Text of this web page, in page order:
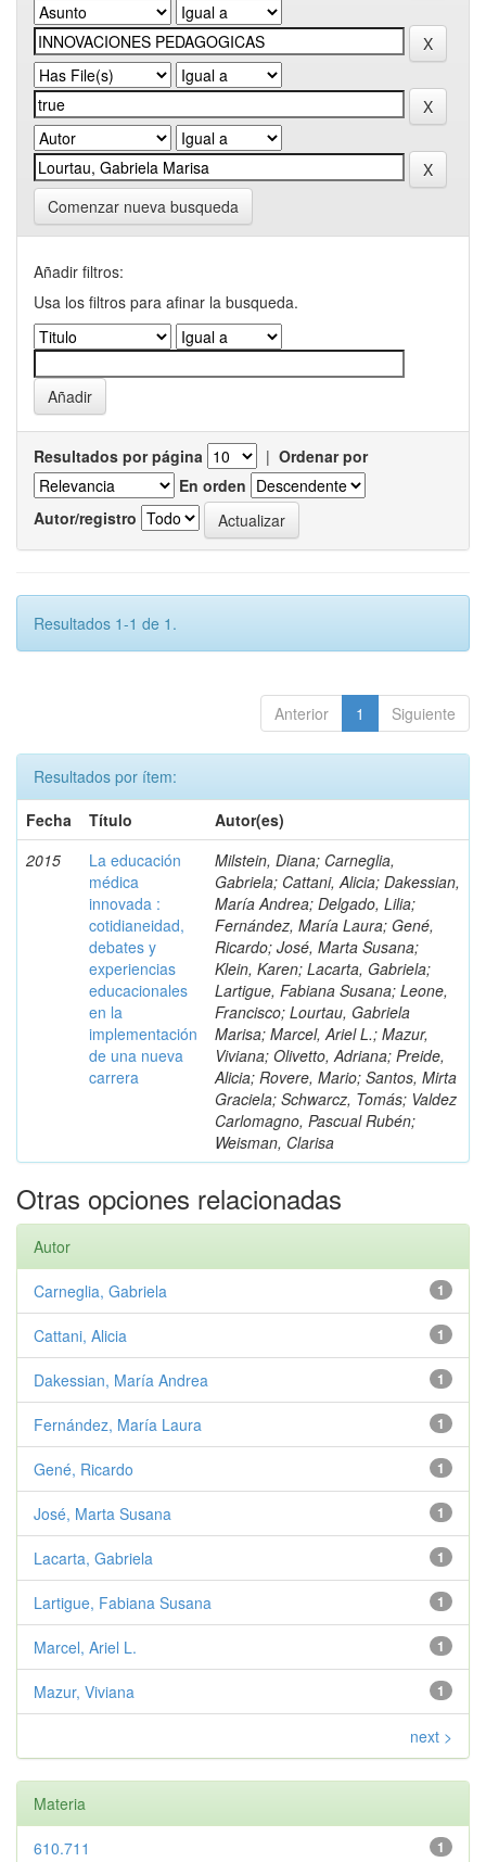
Comenzar nueva busqueda
Añadir filtros:
Usa los filtros para afinar la busqueda.
Resultados por página | Ordenar por
En orden
Autor/registro
Resultados 1-1 de 1.
Anterior 1 Siguiente
Resultados por ítem:
Fecha
Título
Autor(es)
2015
La educación
médica
innovada :
cotidianeidad,
debates y
experiencias
educacionales
en la
implementación
de una nueva
carrera
Milstein, Diana; Carneglia,
Gabriela; Cattani, Alicia; Dakessian,
María Andrea; Delgado, Lilia;
Fernández, María Laura; Gené,
Ricardo; José, Marta Susana;
Klein, Karen; Lacarta, Gabriela;
Lartigue, Fabiana Susana; Leone,
Francisco; Lourtau, Gabriela
Marisa; Marcel, Ariel L.; Mazur,
Viviana; Olivetto, Adriana; Preide,
Alicia; Rovere, Mario; Santos, Mirta
Graciela; Schwarcz, Tomás; Valdez
Carlomagno, Pascual Rubén;
Weisman, Clarisa
Otras opciones relacionadas
Autor
1
Carneglia, Gabriela
1
Cattani, Alicia
1
Dakessian, María Andrea
1
Fernández, María Laura
1
Gené, Ricardo
1
José, Marta Susana
1
Lacarta, Gabriela
1
Lartigue, Fabiana Susana
1
Marcel, Ariel L.
1
Mazur, Viviana
next >
Materia
1
610.711